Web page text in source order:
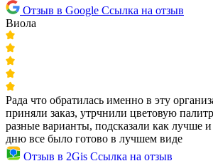
Отзыв в Google Ссылка на отзыв
Виола
Рада что обратилась именно в эту
приняли заказ, утрчнили цветовую
разные варианты, подсказали как лучше
дню все было готово в лучшем виде
Отзыв в 2Gis Ссылка на отзыв